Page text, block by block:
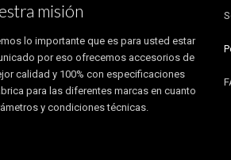
misión
lo importante que es para usted estar
por eso ofrecemos accesorios de
calidad y 100% con especificaciones
para las diferentes marcas en cuanto
y condiciones técnicas.